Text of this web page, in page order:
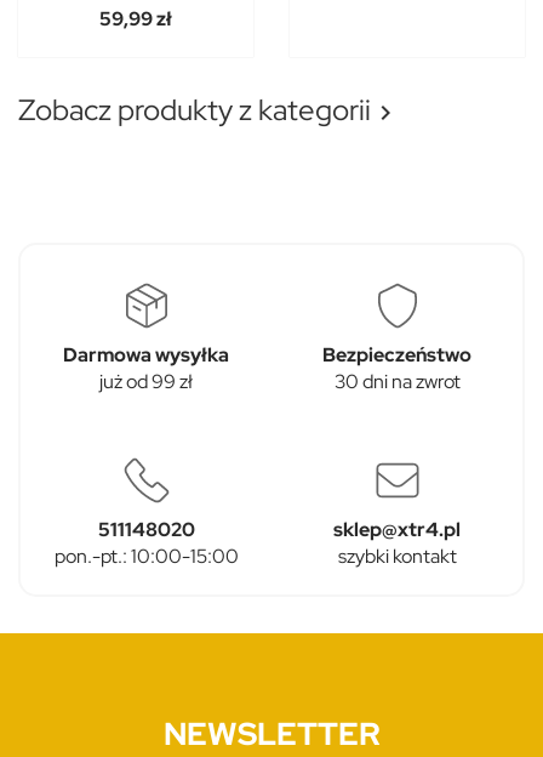
59,99 zł
Zobacz produkty z kategorii 
Darmowa wysyłka
już od 99 zł
Bezpieczeństwo
30 dni na zwrot
511148020
pon.-pt.: 10:00-15:00
sklep@xtr4.pl
szybki kontakt
NEWSLETTER